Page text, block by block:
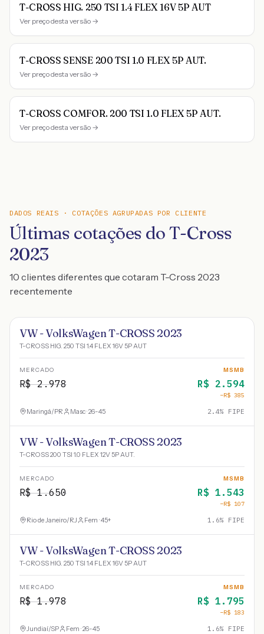
T-CROSS HIG. 250 TSI 1.4 FLEX 16V 5P AUT
Ver preço desta versão →
T-CROSS SENSE 200 TSI 1.0 FLEX 5P AUT.
Ver preço desta versão →
T-CROSS COMFOR. 200 TSI 1.0 FLEX 5P AUT.
Ver preço desta versão →
DADOS REAIS · COTAÇÕES AGRUPADAS POR CLIENTE
Últimas cotações do T-Cross
2023
10 clientes diferentes que cotaram T-Cross 2023
recentemente
VW - VolksWagen T-CROSS 2023
T-CROSS HIG. 250 TSI 1.4 FLEX 16V 5P AUT
MERCADO
R$2.978
MSMB
R$ 2.594
−R$ 385
Maringá/PR Masc · 26-45 2.4% FIPE
VW - VolksWagen T-CROSS 2023
T-CROSS 200 TSI 1.0 FLEX 12V 5P AUT.
MERCADO
R$1.650
MSMB
R$ 1.543
−R$ 107
Rio de Janeiro/RJ Fem · 45+ 1.6% FIPE
VW - VolksWagen T-CROSS 2023
T-CROSS HIG. 250 TSI 1.4 FLEX 16V 5P AUT
MERCADO
R$1.978
MSMB
R$ 1.795
−R$ 183
Jundiaí/SP Fem · 26-45 1.6% FIPE